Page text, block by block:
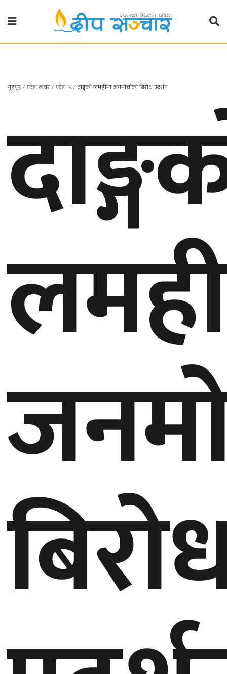
गृहपृष्ठ
प्रदेश
१
प्रदेश
२
बाग्मती
प्रदेश
कर्णाली
प्रदेश
विचार
मनाेरञ्जन
खेलकुद
ब्लग
कला/
गल्फ
गृहपृष्ठ∕प्रदेश खबर∕प्रदेश ५∕दाङ्गको लमहीमा जनमोर्चाको बिरोध प्रदर्शन